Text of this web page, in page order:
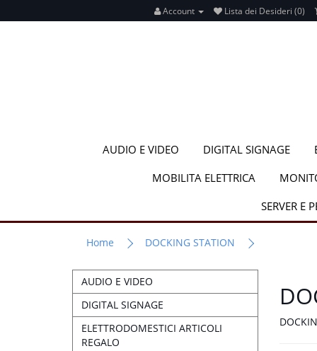
Account Lista dei Desideri (0)
AUDIO E VIDEO DIGITAL SIGNAGE
MOBILITA ELETTRICA
SERVER E
Home DOCKING STATION
AUDIO E VIDEO
DIGITAL SIGNAGE
ELETTRODOMESTICI ARTICOLI
REGALO